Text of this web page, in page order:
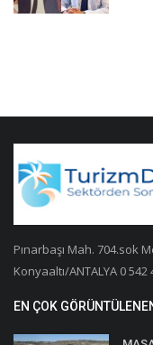
Pınarbaşı Mah. 704.sok
Konyaaltı/ANTALYA 0 542
EN ÇOK